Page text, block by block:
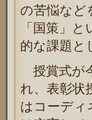
の苦悩など
「国策」
的な課題と
授賞式が
れ、 表彰状
はコーディ